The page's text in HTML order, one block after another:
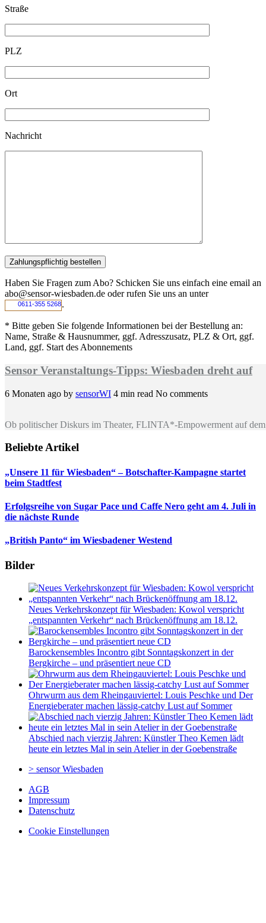
Straße
PLZ
Ort
Nachricht
Haben Sie Fragen zum Abo? Schicken Sie uns einfach eine email an
abo@sensor-wiesbaden.de oder rufen Sie uns an unter
0611-355 5268.
* Bitte geben Sie folgende Informationen bei der Bestellung an:
Name, Straße & Hausnummer, ggf. Adresszusatz, PLZ & Ort, ggf.
Land, ggf. Start des Abonnements
Sensor Veranstaltungs-Tipps: Wiesbaden dreht auf
6 Monaten ago by sensorWI 4 min read No comments
Ob politischer Diskurs im Theater, FLINTA*-Empowerment auf
Beliebte Artikel
„Unsere 11 für Wiesbaden“ – Botschafter-Kampagne startet
beim Stadtfest
Erfolgsreihe von Sugar Pace und Caffe Nero geht am 4. Juli in
die nächste Runde
„British Panto“ im Wiesbadener Westend
Bilder
Neues Verkehrskonzept für Wiesbaden: Kowol verspricht
„entspannten Verkehr“ nach Brückenöffnung am 18.12.
Barockensembles Incontro gibt Sonntagskonzert in der
Bergkirche – und präsentiert neue CD
Ohrwurm aus dem Rheingauviertel: Louis Peschke und Der
Energieberater machen lässig-catchy Lust auf Sommer
Abschied nach vierzig Jahren: Künstler Theo Kemen lädt
heute ein letztes Mal in sein Atelier in der Goebenstraße
> sensorWiesbaden
AGB
Impressum
Datenschutz
Cookie Einstellungen